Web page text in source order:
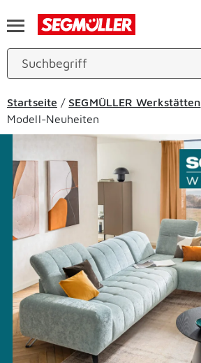
Startseite / SEGMÜLLER Werkstätten
Modell-Neuheiten